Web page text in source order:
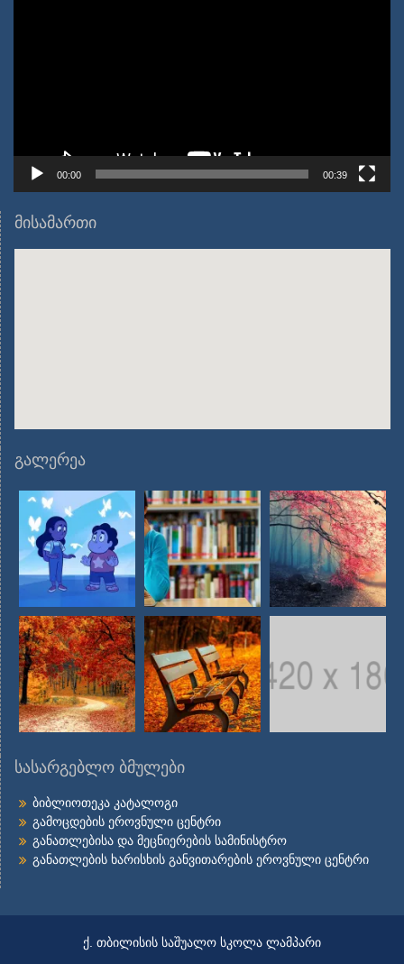
00:00 00:39
მისამართი
გალერეა
სასარგებლო ბმულები
ბიბლიოთეკა კატალოგი
გამოცდების ეროვნული ცენტრი
განათლებისა და მეცნიერების სამინისტრო
განათლების ხარისხის განვითარების ეროვნული ცენტრი
ქ. თბილისის საშუალო სკოლა ლამპარი